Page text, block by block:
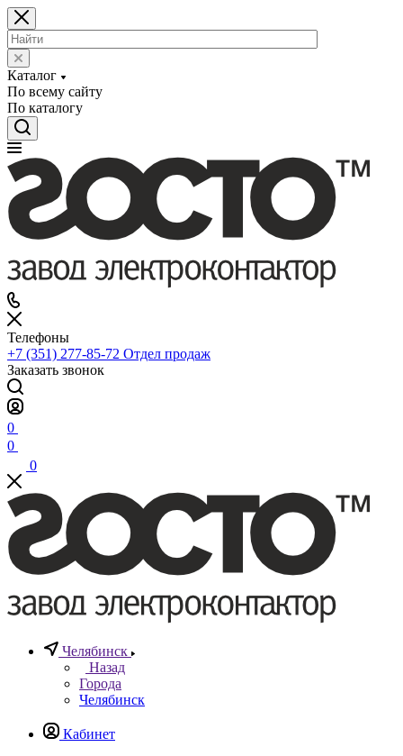
Каталог
По всему сайту
По каталогу
Телефоны
+7 (351) 277-85-72 Отдел продаж
Заказать звонок
0
0
0
Челябинск
Назад
Города
Челябинск
Кабинет